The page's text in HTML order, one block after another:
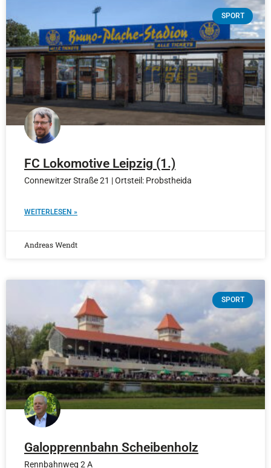
SPORT
FC Lokomotive Leipzig (1.)
Connewitzer Straße 21 | Ortsteil: Probstheida
WEITERLESEN »
Andreas Wendt
SPORT
Galopprennbahn Scheibenholz
Rennbahnweg 2 A